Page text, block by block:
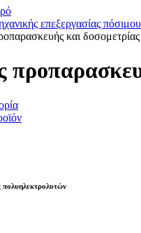
επεξεργασίας
και
πολυηλεκτρολυτών